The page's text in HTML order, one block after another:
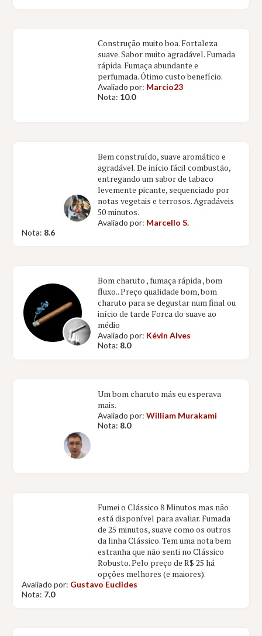
Construção muito boa. Fortaleza
suave. Sabor muito agradável. Fumada
rápida. Fumaça abundante e
perfumada. Ótimo custo benefício.
Avaliado por: Marcio23
Nota: 10.0
Bem construído, suave aromático e
agradável. De início fácil combustão,
entregando um sabor de tabaco
levemente picante, sequenciado por
notas vegetais e terrosos. Agradáveis
50 minutos.
Avaliado por: Marcello S.
Nota: 8.6
Bom charuto , fumaça rápida , bom
fluxo.. Preço qualidade bom, bom
charuto para se degustar num final ou
início de tarde Forca do suave ao
médio
Avaliado por: Kévin Alves
Nota: 8.0
Um bom charuto más eu esperava
mais.
Avaliado por:William Murakami
Nota: 8.0
Fumei o Clássico 8 Minutos mas não
está disponível para avaliar. Fumada
de 25 minutos, suave como os outros
da linha Clássico. Tem uma nota bem
estranha que não senti no Clássico
Robusto. Pelo preço de R$ 25 há
opções melhores (e maiores).
Avaliado por: Gustavo Euclides
Nota: 7.0